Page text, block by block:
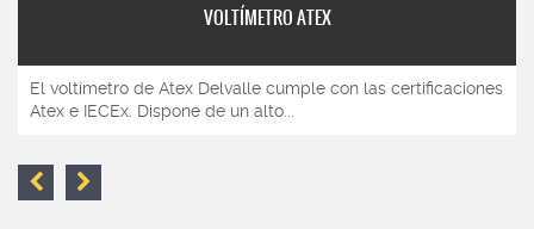
VOLTÍMETRO ATEX
El voltímetro de Atex Delvalle cumple con las certificaciones
Atex e IECEx. Dispone de un alto...